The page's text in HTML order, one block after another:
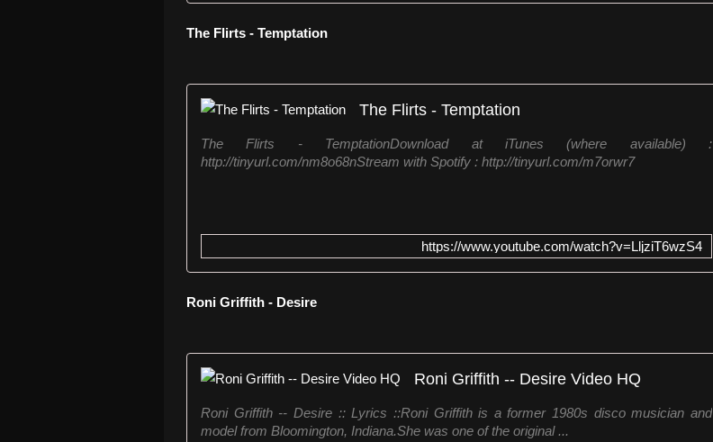
The Flirts - Temptation
The Flirts - Temptation
The Flirts - TemptationDownload at iTunes (where available) :
http://tinyurl.com/nm8o68nStream with Spotify : http://tinyurl.com/m7orwr7
https://www.youtube.com/watch?v=LljziT6wzS4
Roni Griffith - Desire
Roni Griffith -- Desire Video HQ
Roni Griffith -- Desire :: Lyrics ::Roni Griffith is a former 1980s disco musician and
model from Bloomington, Indiana.She was one of the original ...